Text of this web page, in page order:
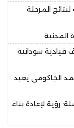
المرحلة
المدنية
قيادية سودانية
الجاكومي يعيد
رؤية لإعادة بناء